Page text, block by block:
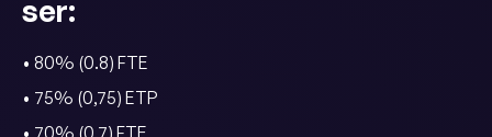
ser:
• 80% (0.8) FTE
• 75% (0,75) ETP
• 70% (0,7) FTE